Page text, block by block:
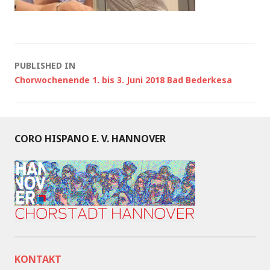
Post
PUBLISHED IN
Chorwochenende 1. bis 3. Juni 2018 Bad Bederkesa
CORO HISPANO E. V. HANNOVER
KONTAKT